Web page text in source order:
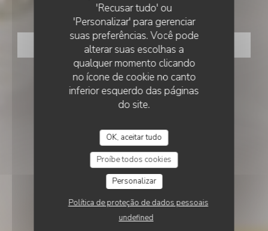
'Recusar tudo' ou
'Personalizar' para gerenciar
suas preferências. Você pode
alterar suas escolhas a
qualquer momento clicando
no ícone de cookie no canto
inferior esquerdo das páginas
do site.
OK, aceitar tudo
Proíbe todos cookies
Personalizar
Política de proteção de dados pessoais
undefined
La Villa Clapotis
RESERVAR UMA MESA